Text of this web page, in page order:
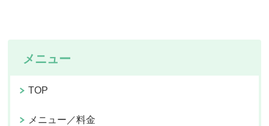
メニュー
TOP
メニュー／料金